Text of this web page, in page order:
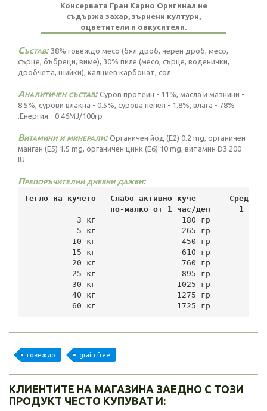
Консервата Гран Карно Оригинал не
съдържа захар, зърнени култури,
оцветители и овкусители.
Състав: 38% говеждо месо (бял дроб, черен дроб, месо,
сърце, бъбреци, виме), 30% пиле (месо, сърце, воденички,
дробчета, шийки), калциев карбонат, сол
Аналитичен състав: Суров протеин - 11%, масла и мазнини -
8.5%, сурови влакна - 0.5%, сурова пепел - 1.8%, влага - 78%
.Енергия - 0.46MJ/100гр
Витамини и минерали: Органичен йод (Е2) 0.2 mg, органичен
манган (Е5) 1.5 mg, органичен цинк (Е6) 10 mg, витамин D3 200
IU
Препоръчителни дневни дажби:
Тегло на кучето   Слабо активно куче       Средно
по-малко от 1 час/ден      1 - 3
3 кг                  180 гр
5 кг                  265 гр
10 кг                  450 гр
15 кг                  610 гр
20 кг                  760 гр
25 кг                  895 гр
30 кг                 1025 гр
40 кг                 1275 гр
60 кг                 1725 гр
говеждо grain free
КЛИЕНТИТЕ НА МАГАЗИНА ЗАЕДНО С ТОЗИ
ПРОДУКТ ЧЕСТО КУПУВАТ И: